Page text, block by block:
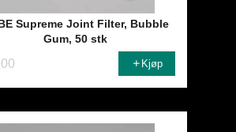
Supreme Joint Filter, Bubble
Gum, 50 stk
Kjøp